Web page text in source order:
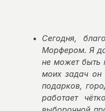
Сегодня,
Морфером. Я
не может быть
моих задач он
подарков,
работает